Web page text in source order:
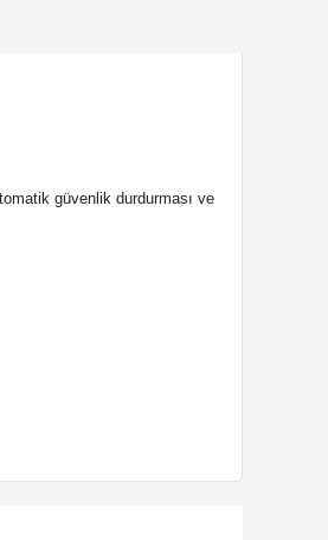
güvenlik durdurması ve